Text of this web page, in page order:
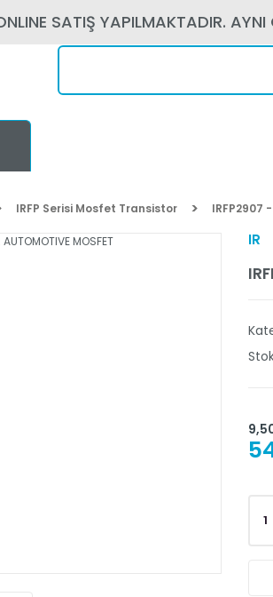
SATIŞ YAPILMAKTADIR.
IRFP Serisi Mosfet Transistor IRFP2907
IR